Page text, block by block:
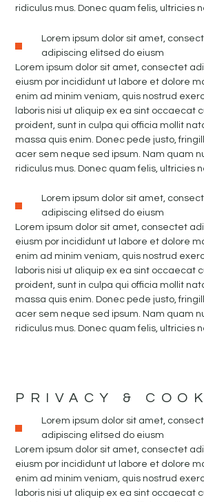
ridiculus mus. Donec quam felis, ultricies
Lorem ipsum dolor sit amet,
adipiscing elitsed do eiusm
Lorem ipsum dolor sit amet, consectet
eiusm por incididunt ut labore et dolore
enim ad minim veniam, quis nostrud
laboris nisi ut aliquip ex ea sint occaecat
proident, sunt in culpa qui officia mollit
massa quis enim. Donec pede justo,
acer sem neque sed ipsum. Nam quam
ridiculus mus. Donec quam felis, ultricies
Lorem ipsum dolor sit amet,
adipiscing elitsed do eiusm
Lorem ipsum dolor sit amet, consectet
eiusm por incididunt ut labore et dolore
enim ad minim veniam, quis nostrud
laboris nisi ut aliquip ex ea sint occaecat
proident, sunt in culpa qui officia mollit
massa quis enim. Donec pede justo,
acer sem neque sed ipsum. Nam quam
ridiculus mus. Donec quam felis, ultricies
PRIVACY &
Lorem ipsum dolor sit amet,
adipiscing elitsed do eiusm
Lorem ipsum dolor sit amet, consectet
eiusm por incididunt ut labore et dolore
enim ad minim veniam, quis nostrud
laboris nisi ut aliquip ex ea sint occaecat